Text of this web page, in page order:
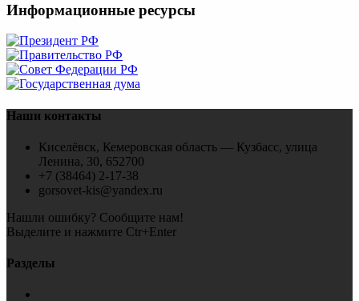
Информационные ресурсы
Наши контакты
Киселёвск, Кемеровская область — Кузбасс, улица
Ленина, 30, 652700
+7 (38464) 2-17-38
gorsovet-kis@yandex.ru
Нашли ошибку? Сообщите нам!
Выделите и нажмите Ctr+Enter
Разделы